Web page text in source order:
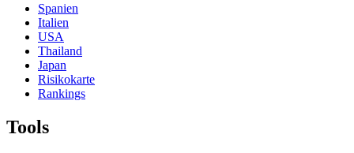
Spanien
Italien
USA
Thailand
Japan
Risikokarte
Rankings
Tools